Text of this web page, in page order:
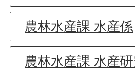
農林水産課 水産係
農林水産課 水産